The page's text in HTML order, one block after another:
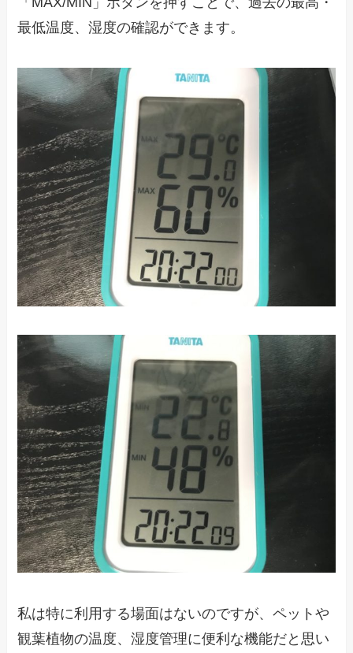
最低温度、湿度の確認ができます。
私は特に利用する場面はないのですが、ペットや
観葉植物の温度、湿度管理に便利な機能だと思い